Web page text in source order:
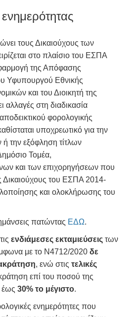
τους Δικαιούχους των
στο πλαίσιο του ΕΣΠΑ
της Απόφασης
Υφυπουργού Εθνικής
και του Διοικητή της
στη διαδικασία
φορολογικής
υποχρεωτικό για την
την εξόφληση τίτλων
Τομέα,
και των επιχορηγήσεων που
Δικαιούχους του ΕΣΠΑ 2014-
και ολοκλήρωσης του
πατώντας ΕΔΩ.
ενδιάμεσες εκταμιεύσεις των
με το Ν4712/2020 δε
, ενώ στις τελικές
επί του ποσού της
έως 30% το μέγιστο.
ενημερότητες που